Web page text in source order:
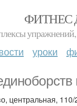
ФИТНЕС
уроки
центральная, 110/